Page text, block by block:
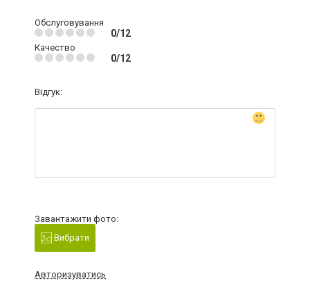
Обслуговування
0/12
Качество
0/12
Відгук:
Завантажити фото:
Вибрати
Авторизуватись